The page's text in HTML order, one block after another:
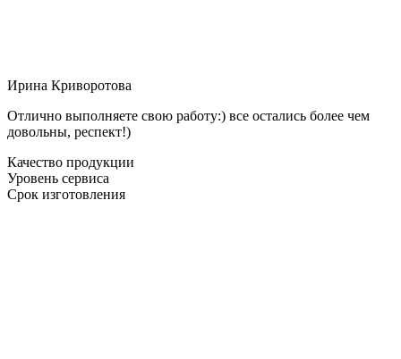
Ирина Криворотова
Отлично выполняете свою работу:) все остались более чем
довольны, респект!)
Качество продукции
Уровень сервиса
Срок изготовления